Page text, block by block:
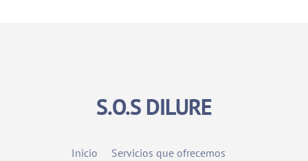
S.O.S DILURE
Inicio
Servicios que ofrecemos